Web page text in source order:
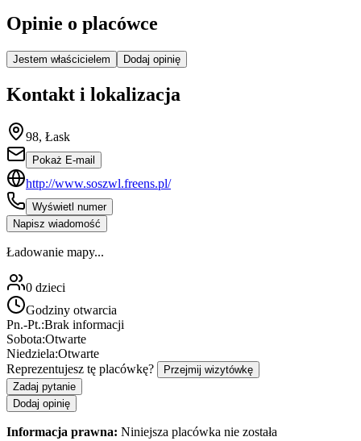
Opinie o placówce
Jestem właścicielem Dodaj opinię
Kontakt i lokalizacja
98, Łask
Pokaż E-mail
http://www.soszwl.freens.pl/
Wyświetl numer
Napisz wiadomość
Ładowanie mapy...
0 dzieci
Godziny otwarcia
Pn.-Pt.:Brak informacji
Sobota:Otwarte
Niedziela:Otwarte
Reprezentujesz tę placówkę?
Przejmij wizytówkę
Zadaj pytanie
Dodaj opinię
Informacja prawna: Niniejsza placówka nie została